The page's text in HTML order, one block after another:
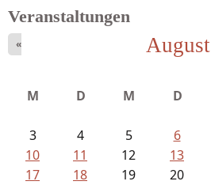
Veranstaltungen
August
«
M D M D
3
4 5 6
10
11 12 13
17
18 19 20